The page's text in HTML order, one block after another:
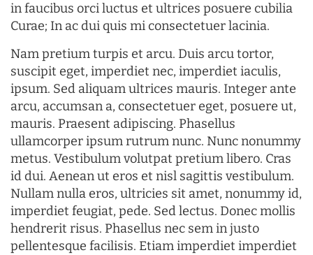
in faucibus orci luctus et ultrices posuere cubilia
Curae; In ac dui quis mi consectetuer lacinia.
Nam pretium turpis et arcu. Duis arcu tortor,
suscipit eget, imperdiet nec, imperdiet iaculis,
ipsum. Sed aliquam ultrices mauris. Integer ante
arcu, accumsan a, consectetuer eget, posuere ut,
mauris. Praesent adipiscing. Phasellus
ullamcorper ipsum rutrum nunc. Nunc nonummy
metus. Vestibulum volutpat pretium libero. Cras
id dui. Aenean ut eros et nisl sagittis vestibulum.
Nullam nulla eros, ultricies sit amet, nonummy id,
imperdiet feugiat, pede. Sed lectus. Donec mollis
hendrerit risus. Phasellus nec sem in justo
pellentesque facilisis. Etiam imperdiet imperdiet